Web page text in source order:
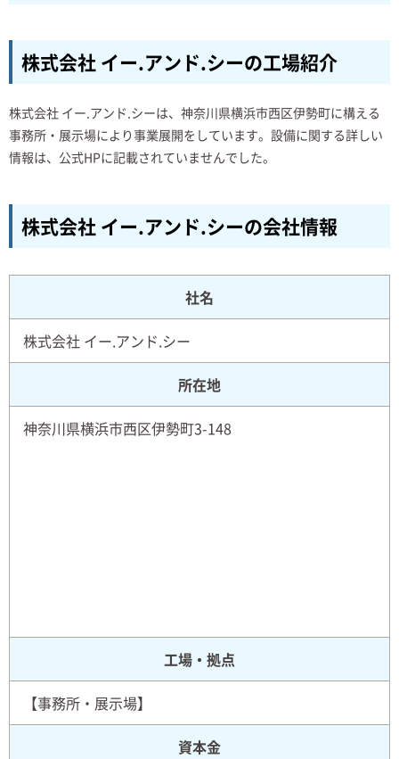
株式会社 イー.アンド.シーの工場紹介
株式会社 イー.アンド.シーは、神奈川県横浜市西区伊勢町に構える
事務所・展示場により事業展開をしています。設備に関する詳しい
情報は、公式HPに記載されていませんでした。
株式会社 イー.アンド.シーの会社情報
社名
株式会社 イー.アンド.シー
所在地
神奈川県横浜市西区伊勢町3-148
工場・拠点
【事務所・展示場】
資本金